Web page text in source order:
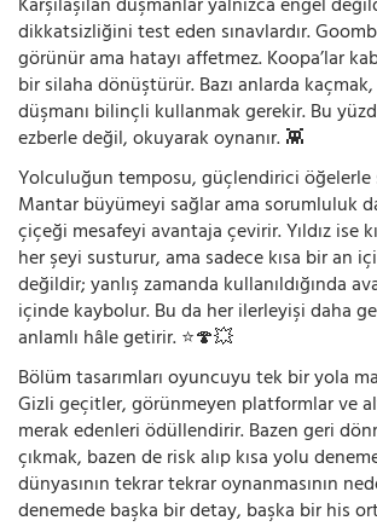
dikkatsizliğini test eden sınavlardır.
görünür ama hatayı affetmez. Koopa’lar
bir silaha dönüştürür. Bazı anlarda
düşmanı bilinçli kullanmak gerekir. Bu
ezberle değil, okuyarak oynanır. 👾
Yolculuğun temposu, güçlendirici
Mantar büyümeyi sağlar ama sorumluluk
çiçeği mesafeyi avantaja çevirir. Yıldız ise
her şeyi susturur, ama sadece kısa bir an
değildir; yanlış zamanda kullanıldığında
içinde kaybolur. Bu da her ilerleyişi daha
anlamlı hâle getirir. ⭐🍄💥
Bölüm tasarımları oyuncuyu tek bir yola
Gizli geçitler, görünmeyen platformlar ve
merak edenleri ödüllendirir. Bazen geri
çıkmak, bazen de risk alıp kısa yolu
dünyasının tekrar tekrar oynanmasının
denemede başka bir detay, başka bir his